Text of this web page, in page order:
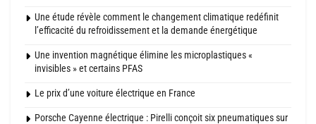
Une étude révèle comment le changement climatique redéfinit
l’efficacité du refroidissement et la demande énergétique
Une invention magnétique élimine les microplastiques «
invisibles » et certains PFAS
Le prix d’une voiture électrique en France
Porsche Cayenne électrique : Pirelli conçoit six pneumatiques sur